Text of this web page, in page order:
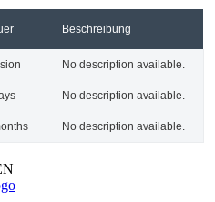
Beschreibung
No description available.
No description available.
No description available.